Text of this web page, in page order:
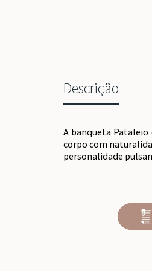
Descrição
A banqueta Pataleio
corpo com
personalidade